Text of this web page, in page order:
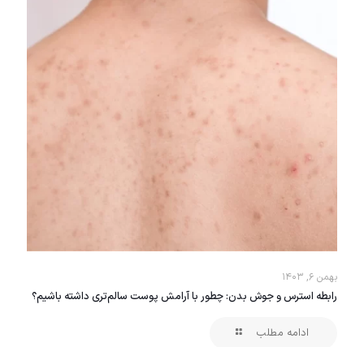
بهمن ۶, ۱۴۰۳
رابطه استرس و جوش بدن: چطور با آرامش پوست سالم‌تری داشته باشیم؟
ادامه مطلب